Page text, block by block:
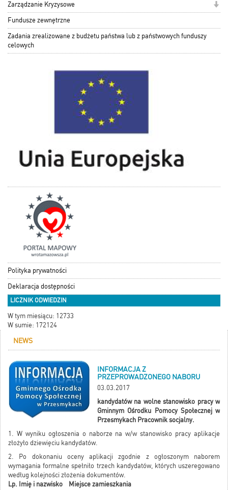
Zarządzanie Kryzysowe
Fundusze zewnętrzne
Zadania zrealizowane z budżetu państwa lub z państwowych funduszy
celowych
Polityka prywatności
Deklaracja dostępności
LICZNIK ODWIEDZIN
W tym miesiącu: 12733
W sumie: 172124
NEWS
INFORMACJA Z
PRZEPROWADZONEGO NABORU
03.03.2017
kandydatów na wolne stanowisko pracy w
Gminnym Ośrodku Pomocy Społecznej w
Przesmykach Pracownik socjalny.
1. W wyniku ogłoszenia o naborze na w/w stanowisko pracy aplikacje
złożyło dziewięciu kandydatów.
2. Po dokonaniu oceny aplikacji zgodnie z ogłoszonym naborem
wymagania formalne spełniło trzech kandydatów, których uszeregowano
według kolejności złożenia dokumentów.
Lp. Imię i nazwisko Miejsce zamieszkania